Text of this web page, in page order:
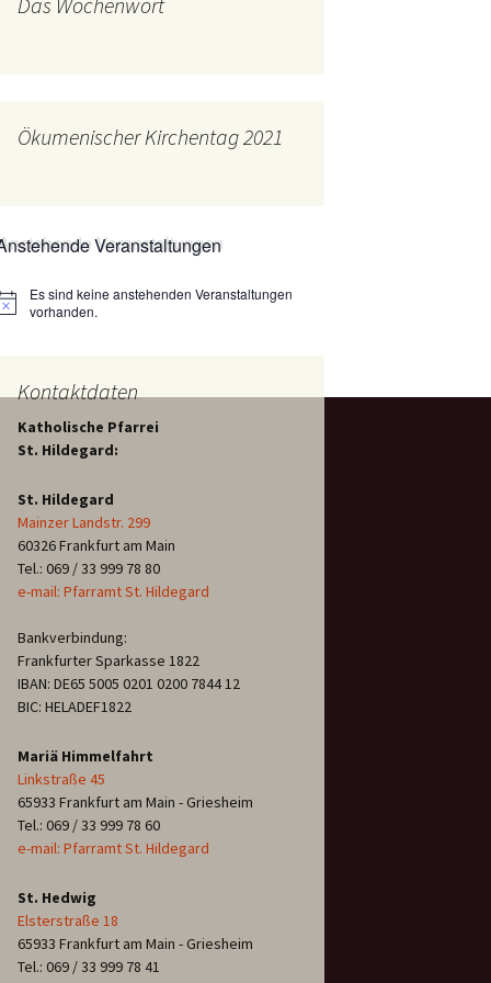
Arbeitsgruppen
Ökumenischer Kirchentag 2021
Veranstaltungen
Es sind keine anstehenden Veranstaltungen
vorhanden.
Kontaktdaten
Katholische Pfarrei
St. Hildegard:
St. Hildegard
Mainzer Landstr. 299
60326 Frankfurt am Main
Tel.: 069 / 33 999 78 80
e-mail: Pfarramt St. Hildegard
Bankverbindung:
Frankfurter Sparkasse 1822
IBAN: DE65 5005 0201 0200 7844 12
BIC: HELADEF1822
Mariä Himmelfahrt
Linkstraße 45
65933 Frankfurt am Main - Griesheim
Tel.: 069 / 33 999 78 60
e-mail: Pfarramt St. Hildegard
St. Hedwig
Elsterstraße 18
65933 Frankfurt am Main - Griesheim
Tel.: 069 / 33 999 78 41